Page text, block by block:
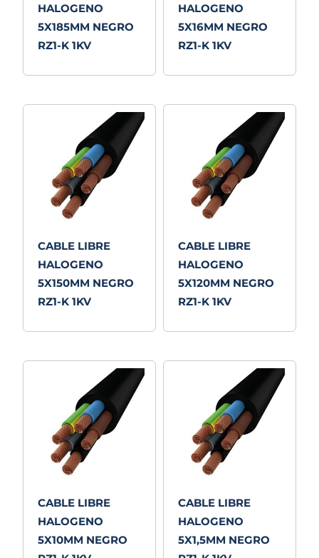
HALOGENO
5X185MM NEGRO
RZ1-K 1KV
HALOGENO
5X16MM NEGRO
RZ1-K 1KV
CABLE LIBRE
HALOGENO
5X150MM NEGRO
RZ1-K 1KV
CABLE LIBRE
HALOGENO
5X120MM NEGRO
RZ1-K 1KV
CABLE LIBRE
HALOGENO
5X10MM NEGRO
CABLE LIBRE
HALOGENO
5X1,5MM NEGRO